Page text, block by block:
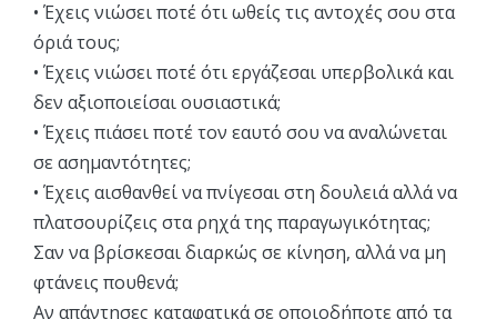
• Έχεις νιώσει ποτέ ότι ωθείς τις αντοχές σου στα
όριά τους;
• Έχεις νιώσει ποτέ ότι εργάζεσαι υπερβολικά και
δεν αξιοποιείσαι ουσιαστικά;
• Έχεις πιάσει ποτέ τον εαυτό σου να αναλώνεται
σε ασημαντότητες;
• Έχεις αισθανθεί να πνίγεσαι στη δουλειά αλλά να
πλατσουρίζεις στα ρηχά της παραγωγικότητας;
Σαν να βρίσκεσαι διαρκώς σε κίνηση, αλλά να μη
φτάνεις πουθενά;
Αν απάντησες καταφατικά σε οποιοδήποτε από τα